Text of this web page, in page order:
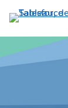
Aller
au
contenu
principal